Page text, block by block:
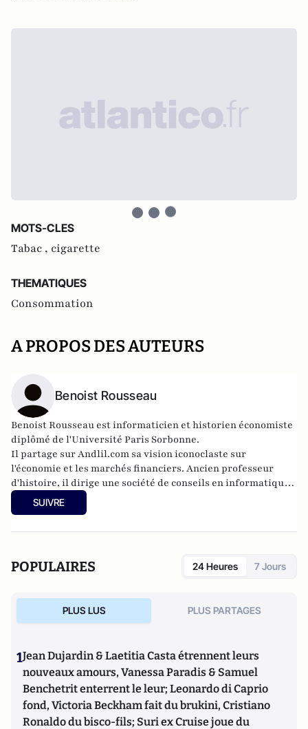
MOTS-CLES
Tabac , cigarette
THEMATIQUES
Consommation
A PROPOS DES AUTEURS
Benoist Rousseau
Benoist Rousseau est informaticien et historien économiste
diplômé de l'Université Paris Sorbonne.
Il partage surAndlil.com sa vision iconoclaste sur
l'économie et les marchés financiers. Ancien professeur
d'histoire, il dirige une société de conseils en informatique
tout en étant un blogueur actif et un trader en compte
propre.
SUIVRE
POPULAIRES 24 Heures 7 Jours
PLUS LUS PLUS PARTAGES
1Jean Dujardin & Laetitia Casta étrennent leurs
nouveaux amours, Vanessa Paradis & Samuel
Benchetrit enterrent le leur; Leonardo di Caprio
fond, Victoria Beckham fait du brukini, Cristiano
Ronaldo du bisco-fils; Suri ex Cruise joue du